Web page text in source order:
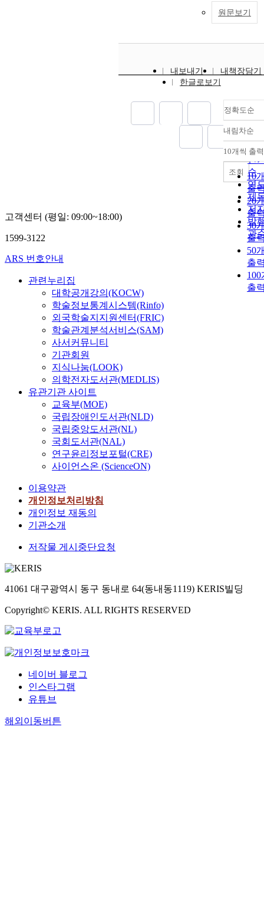
원문보기
내보내기
내책장담기
한글로보기
정확도순
정
순
인
순
연
제
저
발
관
내림차순
내
10개씩 출력
10
출
20
출
30
출
50
출
출
조회
고객센터 (평일: 09:00~18:00)
1599-3122
ARS 번호안내
관련누리집
대학공개강의(KOCW)
학술정보통계시스템(Rinfo)
외국학술지지원센터(FRIC)
학술관계분석서비스(SAM)
사서커뮤니티
기관회원
지식나눔(LOOK)
의학전자도서관(MEDLIS)
유관기관 사이트
교육부(MOE)
국립장애인도서관(NLD)
국립중앙도서관(NL)
국회도서관(NAL)
연구윤리정보포털(CRE)
사이언스온 (ScienceON)
이용약관
개인정보처리방침
개인정보 재동의
기관소개
저작물 게시중단요청
41061 대구광역시 동구 동내로 64(동내동1119) KERIS빌딩
Copyright© KERIS. ALL RIGHTS RESERVED
네이버 블로그
인스타그램
유튜브
해외이동버튼